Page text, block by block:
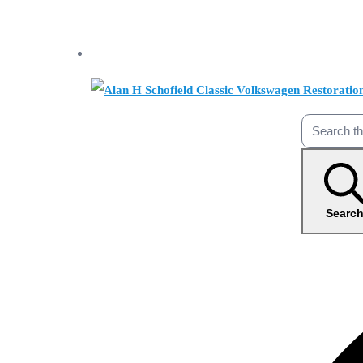
Search